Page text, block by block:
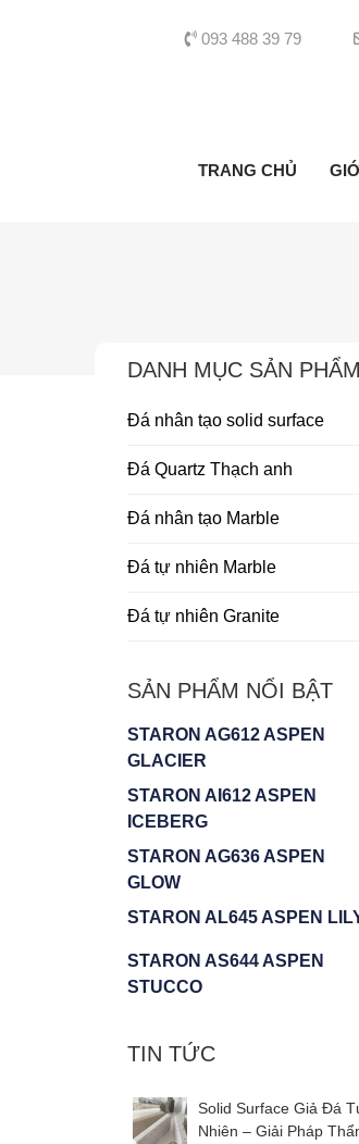
093 488 39 79
TRANG CHỦ
DANH MỤC SẢN PHẨM
Đá nhân tạo solid surface
Đá Quartz Thạch anh
Đá nhân tạo Marble
Đá tự nhiên Marble
Đá tự nhiên Granite
SẢN PHẨM NỔI BẬT
STARON AG612 ASPEN
GLACIER
STARON AI612 ASPEN
ICEBERG
STARON AG636 ASPEN
GLOW
STARON AL645 ASPEN
STARON AS644 ASPEN
STUCCO
TIN TỨC
Solid Surface Giả Đá
Nhiên – Giải Pháp